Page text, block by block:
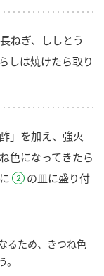
ねぎ、ししとう
しは焼けたら取り
」を加え、強火
色になってきたら
の皿に盛り付
るため、きつね色